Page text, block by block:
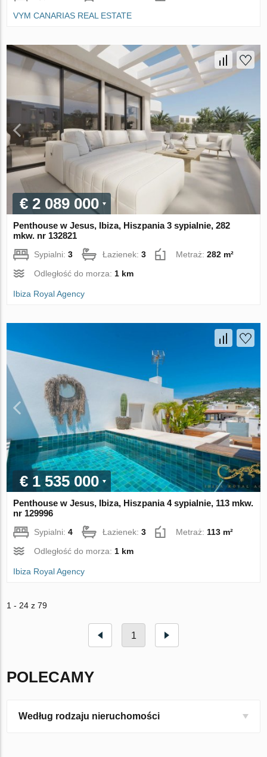
VYM CANARIAS REAL ESTATE
€ 2 089 000
Penthouse w Jesus, Ibiza, Hiszpania 3 sypialnie, 282
mkw. nr 132821
Sypialni:3 Łazienek:3 Metraż:282 m²
Odległość do morza: 1 km
Ibiza Royal Agency
€ 1 535 000
Penthouse w Jesus, Ibiza, Hiszpania 4 sypialnie, 113 mkw.
nr 129996
Sypialni:4 Łazienek:3 Metraż:113 m²
Odległość do morza:1 km
Ibiza Royal Agency
1 - 24 z 79
1
POLECAMY
Według rodzaju nieruchomości